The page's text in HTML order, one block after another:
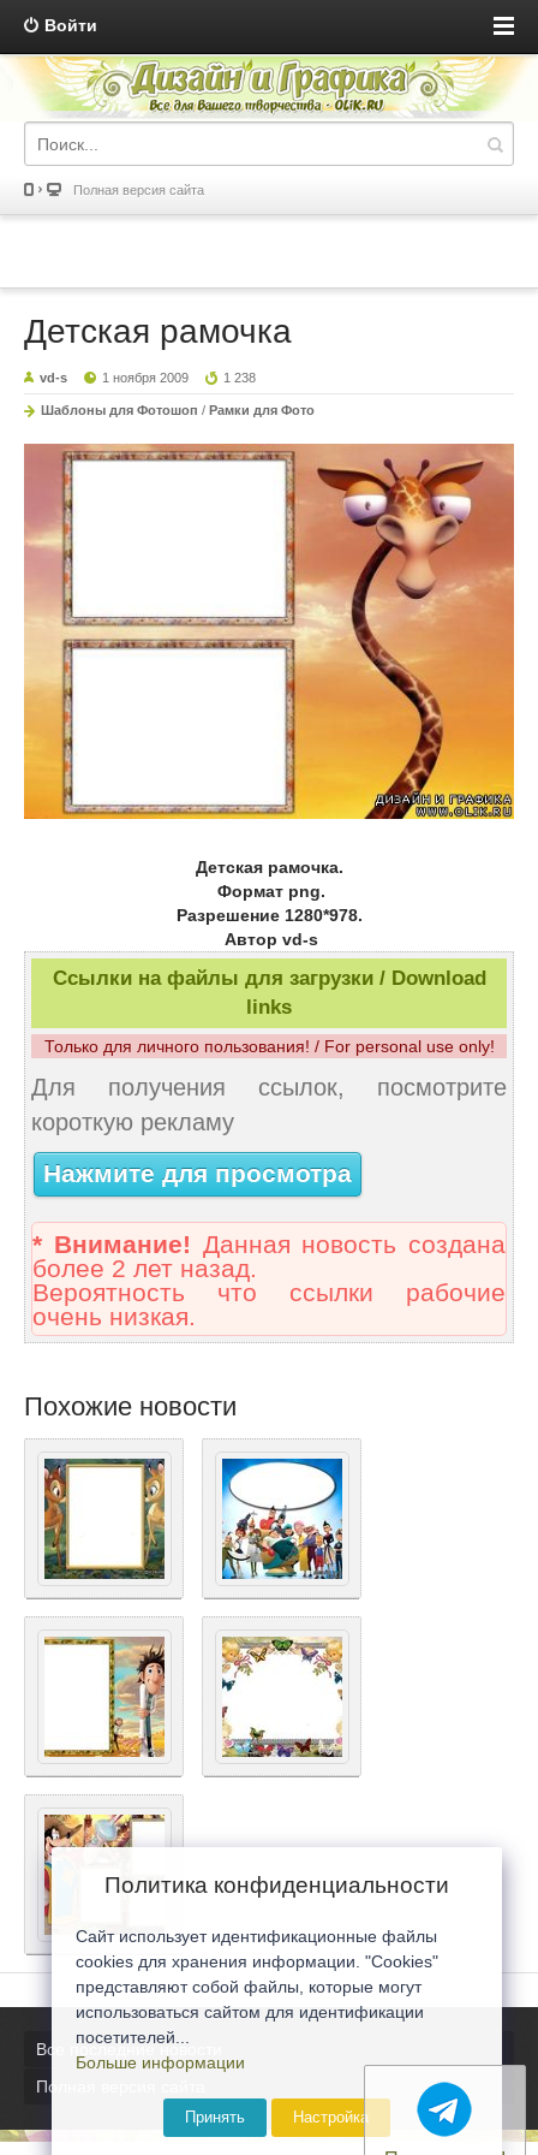
Войти
Полная версия сайта
Детская рамочка
vd-s 1 ноября 2009 1 238
Шаблоны для Фотошоп / Рамки для Фото
Детская рамочка.
Формат png.
Разрешение 1280*978.
Автор vd-s
Ссылки на файлы для загрузки / Download
links
Только для личного пользования! / For personal use only!
Для получения ссылок, посмотрите
короткую рекламу
Нажмите для просмотра
* Внимание! Данная новость создана
более 2 лет назад.
Вероятность что ссылки рабочие
очень низкая.
Похожие новости
Все последние новости
Полная версия сайта
Политика конфиденциальности
Сайт использует идентификационные файлы
cookies для хранения информации. "Cookies"
представляют собой файлы, которые могут
использоваться сайтом для идентификации
посетителей...
Больше информации
Принять Настройка